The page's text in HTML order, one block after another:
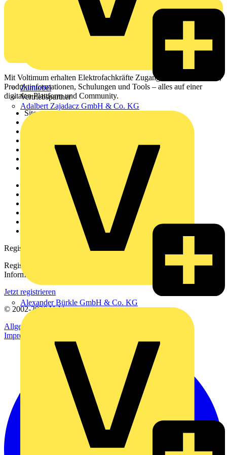
Zumtobel
Vertriebspartner
Adalbert Zajadacz GmbH & Co. KG
Alexander Bürkle GmbH & Co. KG
Mit Voltimum erhalten Elektrofachkräfte Zugang zu Branchennews,
Produktinformationen, Schulungen und Tools – alles auf einer
digitalen Plattform und Community.
Sitemap
Startseite
Produktsuche
Weitere Links
Downloadbereich (PDFs)
Häufig gestellte Fragen
Registrierung
Registrieren Sie sich kostenlos und erhalten Sie stets aktuelle
Informationen aus der Elektroindustrie.
Jetzt registrieren
© 2002-2026Voltimum
Allgemeine Geschäftsbedingungen
Impressum